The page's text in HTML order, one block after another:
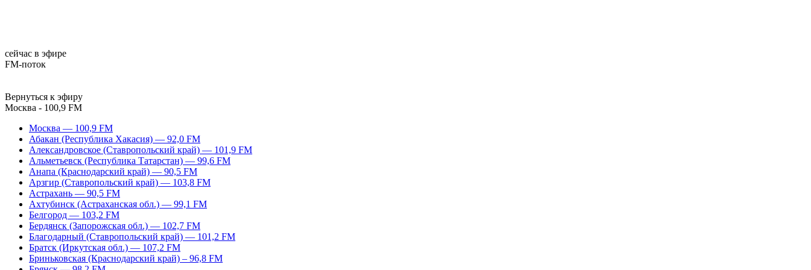
сейчас в эфире
FM-поток
Вернуться к эфиру
Москва - 100,9 FM
Москва — 100,9 FM
Абакан (Республика Хакасия) — 92,0 FM
Александровское (Ставропольский край) — 101,9 FM
Альметьевск (Республика Татарстан) — 99,6 FM
Анапа (Краснодарский край) — 90,5 FM
Арзгир (Ставропольский край) — 103,8 FM
Астрахань — 90,5 FM
Ахтубинск (Астраханская обл.) — 99,1 FM
Белгород — 103,2 FM
Бердянск (Запорожская обл.) — 102,7 FM
Благодарный (Ставропольский край) — 101,2 FM
Братск (Иркутская обл.) — 107,2 FM
Бриньковская (Краснодарский край) – 96,8 FM